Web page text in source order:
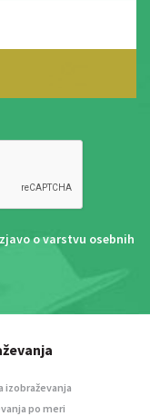
o varstvu osebnih
izobraževanja
po meri